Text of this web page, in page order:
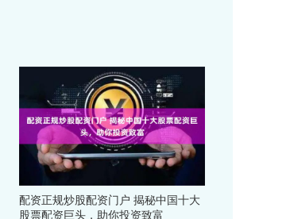
配资正规炒股配资门户 揭秘中国十大
股票配资巨头，助你投资致富